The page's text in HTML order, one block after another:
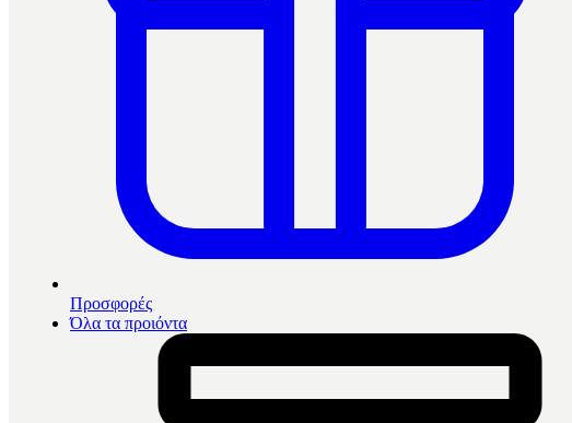
Προσφορές
Όλα τα προιόντα